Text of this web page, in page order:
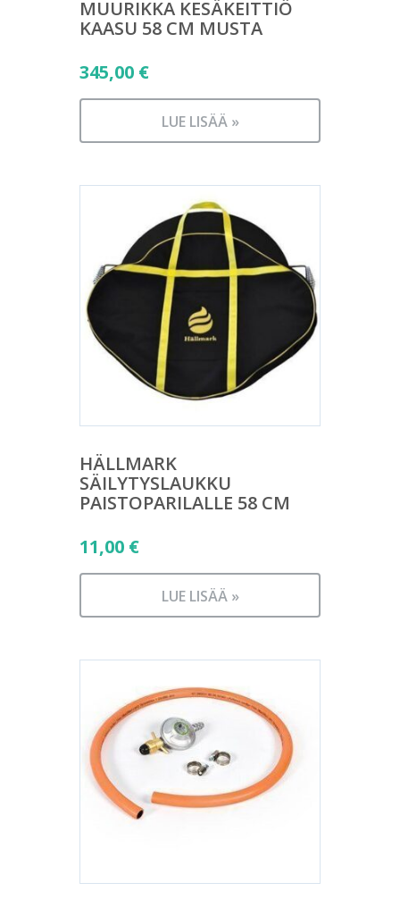
MUURIKKA KESÄKEITTIÖ
KAASU 58 CM MUSTA
345,00 €
LUE LISÄÄ »
HÄLLMARK
SÄILYTYSLAUKKU
PAISTOPARILALLE 58 CM
11,00 €
LUE LISÄÄ »